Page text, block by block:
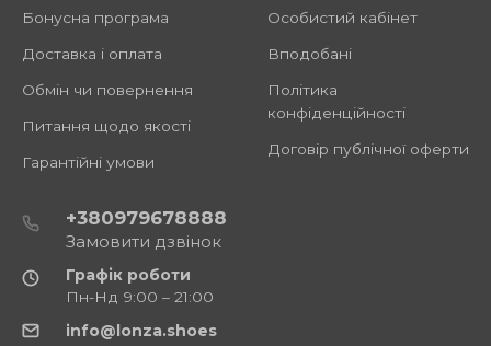
Бонусна програма
Доставка і оплата
Обмін чи повернення
Питання щодо якості
Гарантійні умови
Особистий кабінет
Вподобані
Політика
конфіденційності
Договір публічної оферти
+380979678888
Замовити дзвінок
Графік роботи
Пн-Нд 9:00 – 21:00
info@lonza.shoes